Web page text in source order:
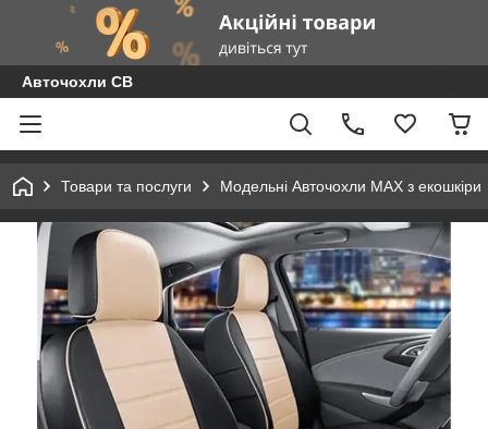
Авточохли СВ
Товари та послуги Модельні Авточохли MAX з екошкіри